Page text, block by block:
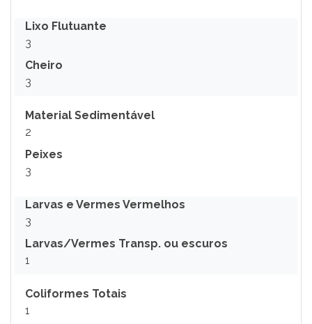
Lixo Flutuante
3
Cheiro
3
Material Sedimentável
2
Peixes
3
Larvas e Vermes Vermelhos
3
Larvas/Vermes Transp. ou escuros
1
Coliformes Totais
1